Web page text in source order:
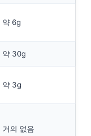
약 6g
약 30g
약 3g
거의 없음